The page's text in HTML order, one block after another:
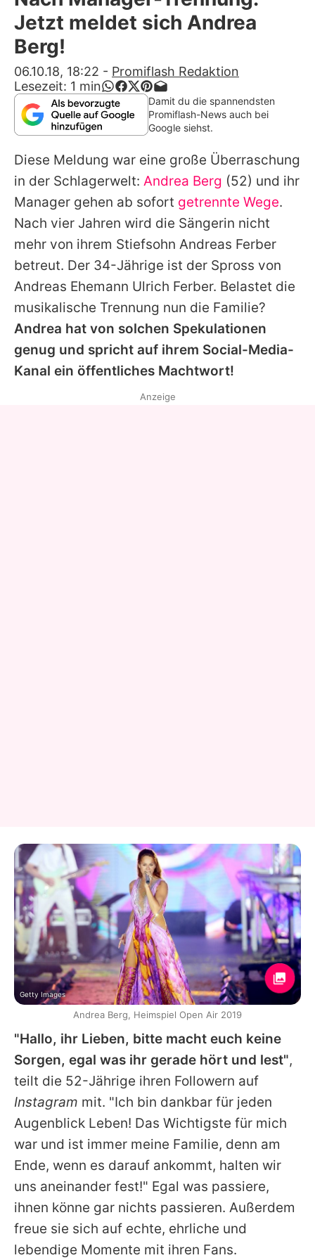
Alle Themen auf Promiflash
App runterladen
Team
Redaktionelle Richtlinien
Impressum
Datenschutzerklärung
Nutzungsbedingungen
Utiq verwalten
Jetzt meldet sich Andrea
Berg!
06.10.18, 18:22 - Promiflash Redaktion
Lesezeit: 1 min
Damit du die spannendsten
Promiflash-News auch bei
Google siehst.
Diese Meldung war eine große Überraschung
in der Schlagerwelt: Andrea Berg (52) und ihr
Manager gehen ab sofort getrennte Wege.
Nach vier Jahren wird die Sängerin nicht
mehr von ihrem Stiefsohn Andreas Ferber
betreut. Der 34-Jährige ist der Spross von
Andreas Ehemann Ulrich Ferber. Belastet die
musikalische Trennung nun die Familie?
Andrea hat von solchen Spekulationen
genug und spricht auf ihrem Social-Media-
Kanal ein öffentliches Machtwort!
"Hallo, ihr Lieben, bitte macht euch keine
Sorgen, egal was ihr gerade hört und lest",
teilt die 52-Jährige ihren Followern auf
Instagram mit. "Ich bin dankbar für jeden
Augenblick Leben! Das Wichtigste für mich
war und ist immer meine Familie, denn am
Ende, wenn es darauf ankommt, halten wir
uns aneinander fest!" Egal was passiere,
ihnen könne gar nichts passieren. Außerdem
freue sie sich auf echte, ehrliche und
lebendige Momente mit ihren Fans.
Anzeige
Getty Images
Andrea Berg, Heimspiel Open Air 2019